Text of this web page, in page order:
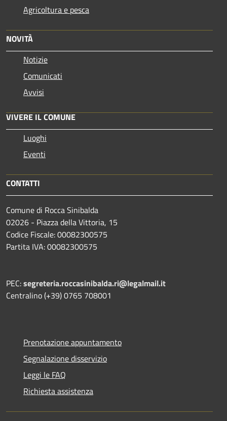
Agricoltura e pesca
NOVITÀ
Notizie
Comunicati
Avvisi
VIVERE IL COMUNE
Luoghi
Eventi
CONTATTI
Comune di Rocca Sinibalda
02026 - Piazza della Vittoria, 15
Codice Fiscale: 00082300575
Partita IVA: 00082300575
PEC:segreteria.roccasinibalda.ri@legalmail.it
Centralino (+39) 0765 708001
Prenotazione appuntamento
Segnalazione disservizio
Leggi le FAQ
Richiesta assistenza